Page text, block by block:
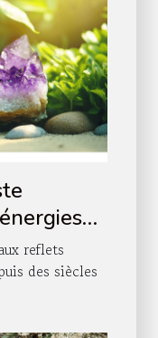
reflets
des siècles